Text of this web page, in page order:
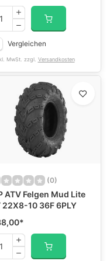
Vergleichen
MwSt. zzgl. Versandkosten
(0)
ATV Felgen Mud Lite
22X8-10 36F 6PLY
*